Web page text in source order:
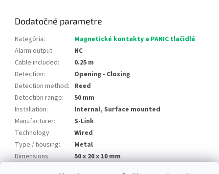
Dodatočné parametre
Kategória:
Magnetické kontakty a PANIC tlačidlá
Alarm output:
NC
Cable included:
0.25 m
Detection:
Opening - Closing
Detection method: Reed
Detection range:
50 mm
Installation:
Internal, Surface mounted
Manufacturer:
S-Link
Technology:
Wired
Type / housing:
Metal
Dimensions: 50 x 20 x 10 mm